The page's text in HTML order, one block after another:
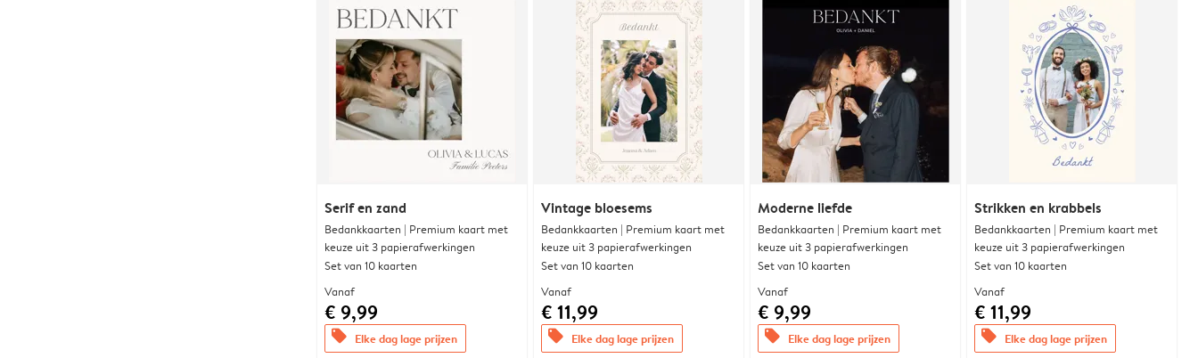
Serif en zand
Bedankkaarten | Premium kaart met
keuze uit 3 papierafwerkingen
Set van 10 kaarten
Vanaf
€ 9,99
offers Elke dag lage prijzen
Vintage bloesems
Bedankkaarten | Premium kaart met
keuze uit 3 papierafwerkingen
Set van 10 kaarten
Vanaf
€ 11,99
offers Elke dag lage prijzen
Moderne liefde
Bedankkaarten | Premium kaart met
keuze uit 3 papierafwerkingen
Set van 10 kaarten
Vanaf
€ 9,99
offers Elke dag lage prijzen
Strikken en krabbels
Bedankkaarten | Premium kaart met
keuze uit 3 papierafwerkingen
Set van 10 kaarten
Vanaf
€ 11,99
offers Elke dag lage prijzen